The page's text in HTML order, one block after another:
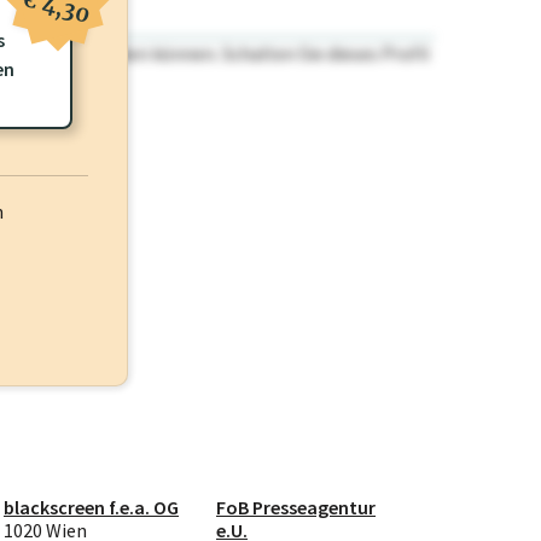
nicht einsehen können. Schalten Sie dieses Profil
blackscreen f.e.a. OG
1020 Wien
FoB Presseagentur
e.U.